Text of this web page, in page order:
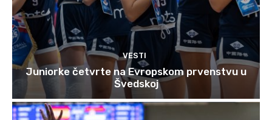
VESTI
Juniorke četvrte na Evropskom prvenstvu u
Švedskoj